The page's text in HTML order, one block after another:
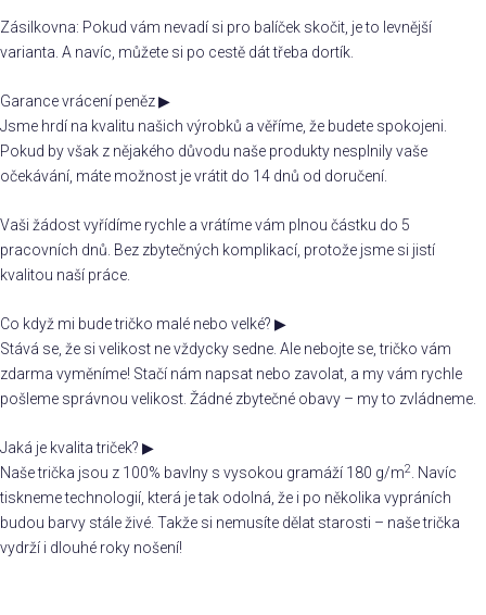
Zásilkovna: Pokud vám nevadí si pro balíček skočit, je to levnější
varianta. A navíc, můžete si po cestě dát třeba dortík.
Garance vrácení peněz▶
Jsme hrdí na kvalitu našich výrobků a věříme, že budete spokojeni.
Pokud by však z nějakého důvodu naše produkty nesplnily vaše
očekávání, máte možnost je vrátit do 14 dnů od doručení.
Vaši žádost vyřídíme rychle a vrátíme vám plnou částku do 5
pracovních dnů. Bez zbytečných komplikací, protože jsme si jistí
kvalitou naší práce.
Co když mi bude tričko malé nebo velké? ▶
Stává se, že si velikost ne vždycky sedne. Ale nebojte se, tričko vám
zdarma vyměníme! Stačí nám napsat nebo zavolat, a my vám rychle
pošleme správnou velikost. Žádné zbytečné obavy – my to zvládneme.
Jaká je kvalita triček? ▶
Naše trička jsou z 100% bavlny s vysokou gramáží 180 g/m2. Navíc
tiskneme technologií, která je tak odolná, že i po několika vypráních
budou barvy stále živé. Takže si nemusíte dělat starosti – naše trička
vydrží i dlouhé roky nošení!